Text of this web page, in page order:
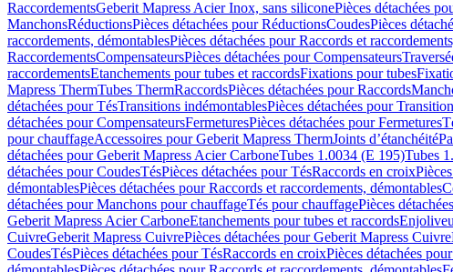
RaccordementsGeberit Mapress Acier Inox, sans siliconePièces détachées
ManchonsRéductionsPièces détachées pour RéductionsCoudesPièces
raccordements, démontablesPièces détachées pour Raccords et
RaccordementsCompensateursPièces détachées pour Compensateurs
raccordementsEtanchements pour tubes et raccordsFixations pour tubes
Mapress ThermTubes ThermRaccordsPièces détachées pour Raccords
détachées pour TésTransitions indémontablesPièces détachées pour
détachées pour CompensateursFermeturesPièces détachées pour Fermetures
pour chauffageAccessoires pour Geberit Mapress ThermJoints d’étanchéité
détachées pour Geberit Mapress Acier CarboneTubes 1.0034 (E 195)Tubes
détachées pour CoudesTésPièces détachées pour TésRaccords en croix
démontablesPièces détachées pour Raccords et raccordements, démontables
détachées pour Manchons pour chauffageTés pour chauffagePièces
Geberit Mapress Acier CarboneEtanchements pour tubes et raccords
CuivreGeberit Mapress CuivrePièces détachées pour Geberit Mapress Cuivre
CoudesTésPièces détachées pour TésRaccords en croixPièces détachées